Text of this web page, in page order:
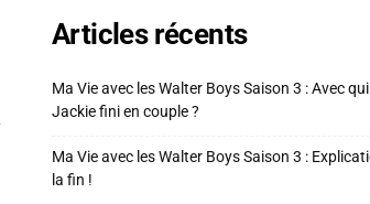
Articles récents
Ma Vie avec les Walter Boys Saison 3 : Avec qui
Jackie fini en couple ?
Ma Vie avec les Walter Boys Saison 3 :
la fin !